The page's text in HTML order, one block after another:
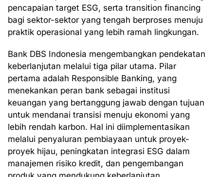
pencapaian target ESG, serta transition financing
bagi sektor-sektor yang tengah berproses menuju
praktik operasional yang lebih ramah lingkungan.
Bank DBS Indonesia mengembangkan pendekatan
keberlanjutan melalui tiga pilar utama. Pilar
pertama adalah Responsible Banking, yang
menekankan peran bank sebagai institusi
keuangan yang bertanggung jawab dengan tujuan
untuk mendanai transisi menuju ekonomi yang
lebih rendah karbon. Hal ini diimplementasikan
melalui penyaluran pembiayaan untuk proyek-
proyek hijau, peningkatan integrasi ESG dalam
manajemen risiko kredit, dan pengembangan